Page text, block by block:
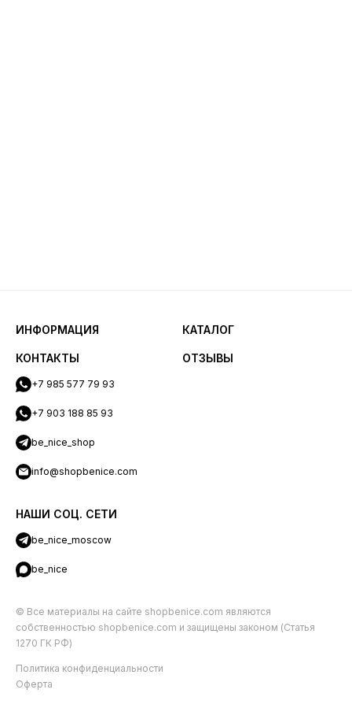
ИНФОРМАЦИЯ КАТАЛОГ
КОНТАКТЫ
+7 985 577 79 93
+7 903 188 85 93
be_nice_shop
info@shopbenice.com
НАШИ СОЦ. СЕТИ
be_nice_moscow
be_nice
ОТЗЫВЫ
© Все материалы на сайте shopbenice.com являются
собственностью shopbenice.com и защищены законом (Статья
1270 ГК РФ)
Политика конфиденциальности
Оферта